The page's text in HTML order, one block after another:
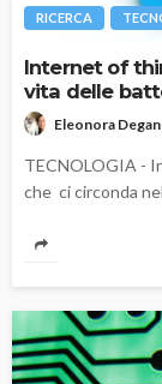
RICERCA
Internet of
vita delle
Eleonora
TECNOLOGIA -
che ci circonda